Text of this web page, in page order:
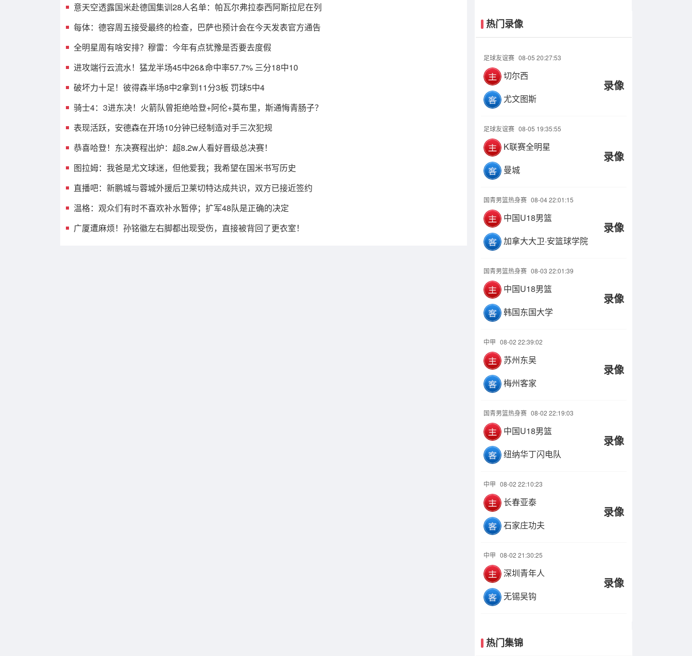
意天空透露国米赴德国集训28人名单：帕瓦尔弗拉泰西阿斯拉尼在列
每体：德容周五接受最终的检查，巴萨也预计会在今天发表官方通告
全明星周有啥安排？穆雷：今年有点犹豫是否要去度假
进攻端行云流水！猛龙半场45中26&命中率57.7% 三分18中10
破坏力十足！彼得森半场8中2拿到11分3板 罚球5中4
骑士4：3进东决！火箭队曾拒绝哈登+阿伦+莫布里，斯通悔青肠子？
表现活跃，安德森在开场10分钟已经制造对手三次犯规
恭喜哈登！东决赛程出炉：超8.2w人看好晋级总决赛！
图拉姆：我爸是尤文球迷，但他爱我；我希望在国米书写历史
直播吧：新鹏城与蓉城外援后卫莱切特达成共识，双方已接近签约
温格：观众们有时不喜欢补水暂停；扩军48队是正确的决定
广厦遭麻烦！孙铭徽左右脚都出现受伤，直接被背回了更衣室！
热门录像
足球友谊赛 08-05 20:27:53
切尔西
尤文图斯
录像
足球友谊赛 08-05 19:35:55
K联赛全明星
曼城
录像
国青男篮热身赛 08-04 22:01:15
中国U18男篮
加拿大大卫·安篮球学院
录像
国青男篮热身赛 08-03 22:01:39
中国U18男篮
韩国东国大学
录像
中甲 08-02 22:39:02
苏州东吴
梅州客家
录像
国青男篮热身赛 08-02 22:19:03
中国U18男篮
纽纳华丁闪电队
录像
中甲 08-02 22:10:23
长春亚泰
石家庄功夫
录像
中甲 08-02 21:30:25
深圳青年人
无锡吴钩
录像
热门集锦